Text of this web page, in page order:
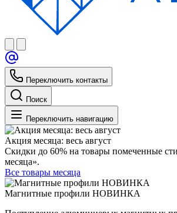
Переключить контакты
Поиск
Переключить навигацию
Акция месяца: весь август
Скидки до 60% на товары помеченные
месяца».
Все товары месяца
Магнитные профили НОВИНКА